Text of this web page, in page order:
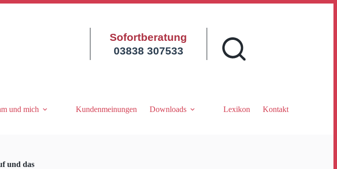
Sofortberatung
03838 307533
und mich Kundenmeinungen Downloads Lexikon Kontakt
und das